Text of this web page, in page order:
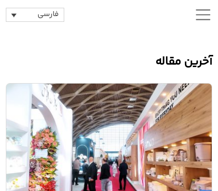
فارسی
آخرین مقاله